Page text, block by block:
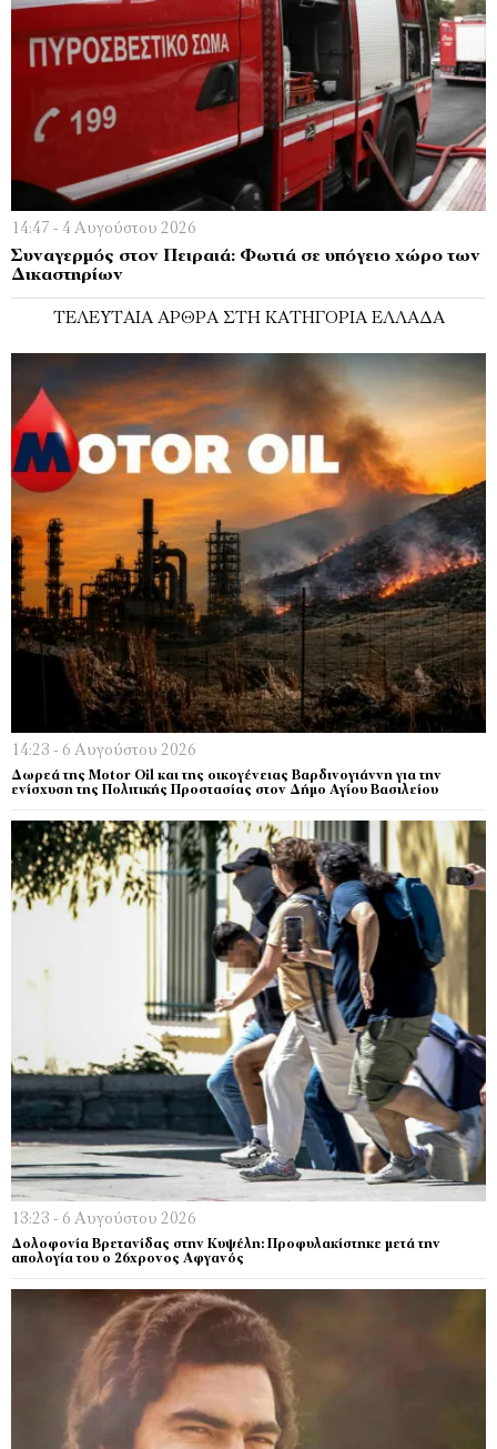
14:47 - 4 Αυγούστου 2026
Συναγερμός στον Πειραιά: Φωτιά σε υπόγειο χώρο των
Δικαστηρίων
ΤΕΛΕΥΤΑΊΑ ΆΡΘΡΑ ΣΤΗ ΚΑΤΗΓΟΡΊΑ ΕΛΛΆΔΑ
14:23 - 6 Αυγούστου 2026
Δωρεά της Motor Oil και της οικογένειας Βαρδινογιάννη για την
ενίσχυση της Πολιτικής Προστασίας στον Δήμο Αγίου Βασιλείου
13:23 - 6 Αυγούστου 2026
Δολοφονία Βρετανίδας στην Κυψέλη: Προφυλακίστηκε μετά την
απολογία του ο 26χρονος Αφγανός